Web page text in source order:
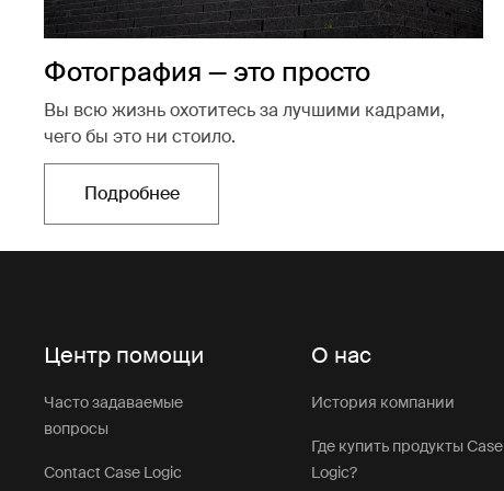
Фотография — это просто
Вы всю жизнь охотитесь за лучшими кадрами,
чего бы это ни стоило.
ПодробнееОткрывается в новой вкладке
Центр помощи
Часто задаваемые
вопросы
Contact Case Logic
О нас
История компании
Где купить продукты Case
Logic?